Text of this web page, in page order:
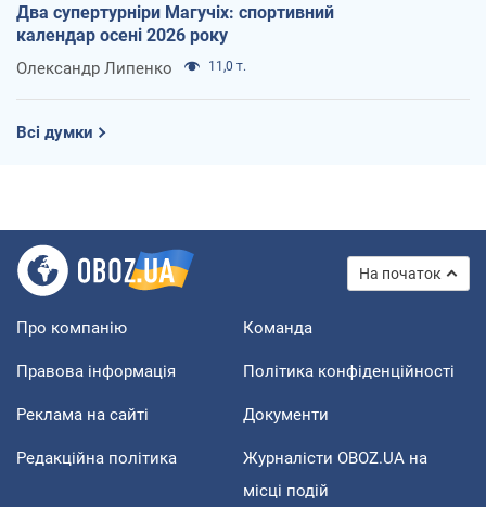
Два супертурніри Магучіх: спортивний
календар осені 2026 року
Олександр Липенко 11,0 т.
Всі думки
На початок
Про компанію Команда
Правова інформація Політика конфіденційності
Реклама на сайті Документи
Редакційна політика
Журналісти OBOZ.UA на
місці подій